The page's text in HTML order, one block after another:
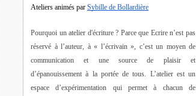
Ateliers animés par Sybille de Bollardière
Pourquoi un atelier d'écriture ? Parce que Ecrire n’est pas
réservé à l’auteur, à « l’écrivain », c’est un moyen de
communication et une source de plaisir et
d’épanouissement à la portée de tous. L’atelier est un
espace d’expérimentation qui permet à chacun de